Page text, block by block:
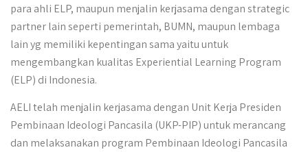
para ahli ELP, maupun menjalin kerjasama dengan strategic
partner lain seperti pemerintah, BUMN, maupun lembaga
lain yg memiliki kepentingan sama yaitu untuk
mengembangkan kualitas Experiential Learning Program
(ELP) di Indonesia.
AELI telah menjalin kerjasama dengan Unit Kerja Presiden
Pembinaan Ideologi Pancasila (UKP-PIP) untuk merancang
dan melaksanakan program Pembinaan Ideologi Pancasila